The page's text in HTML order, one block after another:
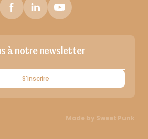
à notre newsletter
S'inscrire
Made by Sweet Punk